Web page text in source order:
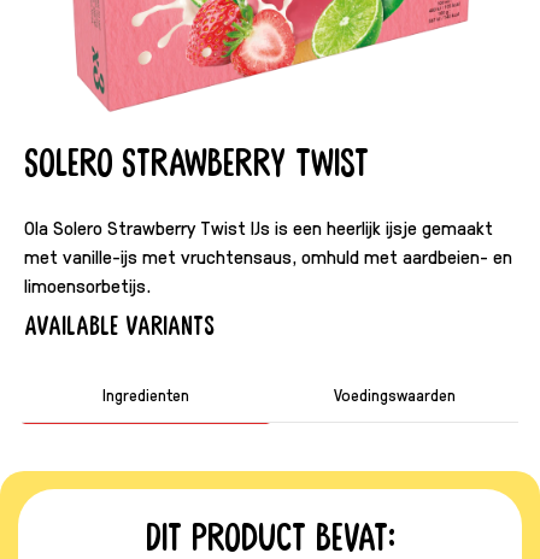
Solero Strawberry Twist
Ola Solero Strawberry Twist IJs is een heerlijk ijsje gemaakt
met vanille-ijs met vruchtensaus, omhuld met aardbeien- en
limoensorbetijs.
Available variants
Ingredienten Voedingswaarden
Dit product bevat: